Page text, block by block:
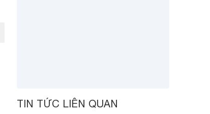
TIN TỨC LIÊN QUAN